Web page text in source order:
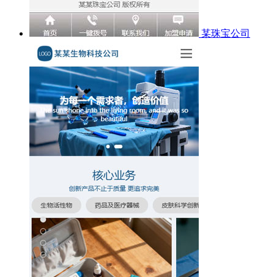
某珠宝公司